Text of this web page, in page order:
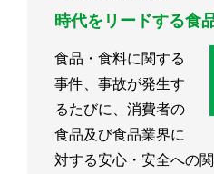
時代をリードする食
食品・食料に関する
事件、事故が発生す
るたびに、消費者の
食品及び食品業界に
対する安心・安全への